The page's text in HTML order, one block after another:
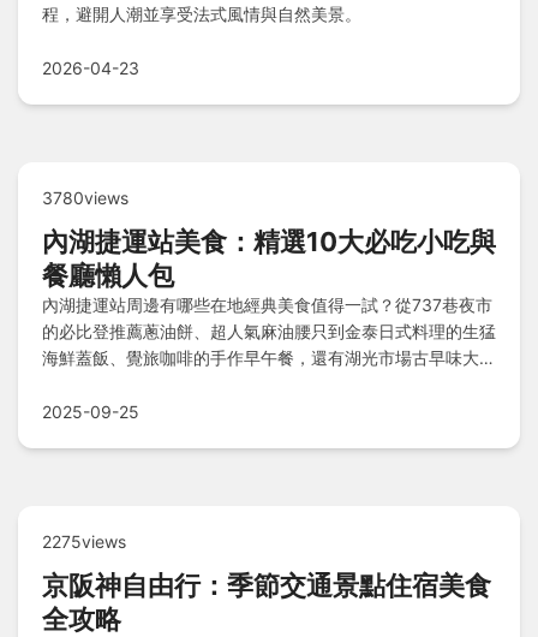
程，避開人潮並享受法式風情與自然美景。
2026-04-23
3780views
內湖捷運站美食：精選10大必吃小吃與
餐廳懶人包
內湖捷運站周邊有哪些在地經典美食值得一試？從737巷夜市
的必比登推薦蔥油餅、超人氣麻油腰只到金泰日式料理的生猛
海鮮蓋飯、覺旅咖啡的手作早午餐，還有湖光市場古早味大餛
及文德站健康餐盒，多樣化選擇涵蓋夜市、市場與餐廳，滿足
2025-09-25
2275views
京阪神自由行：季節交通景點住宿美食
全攻略